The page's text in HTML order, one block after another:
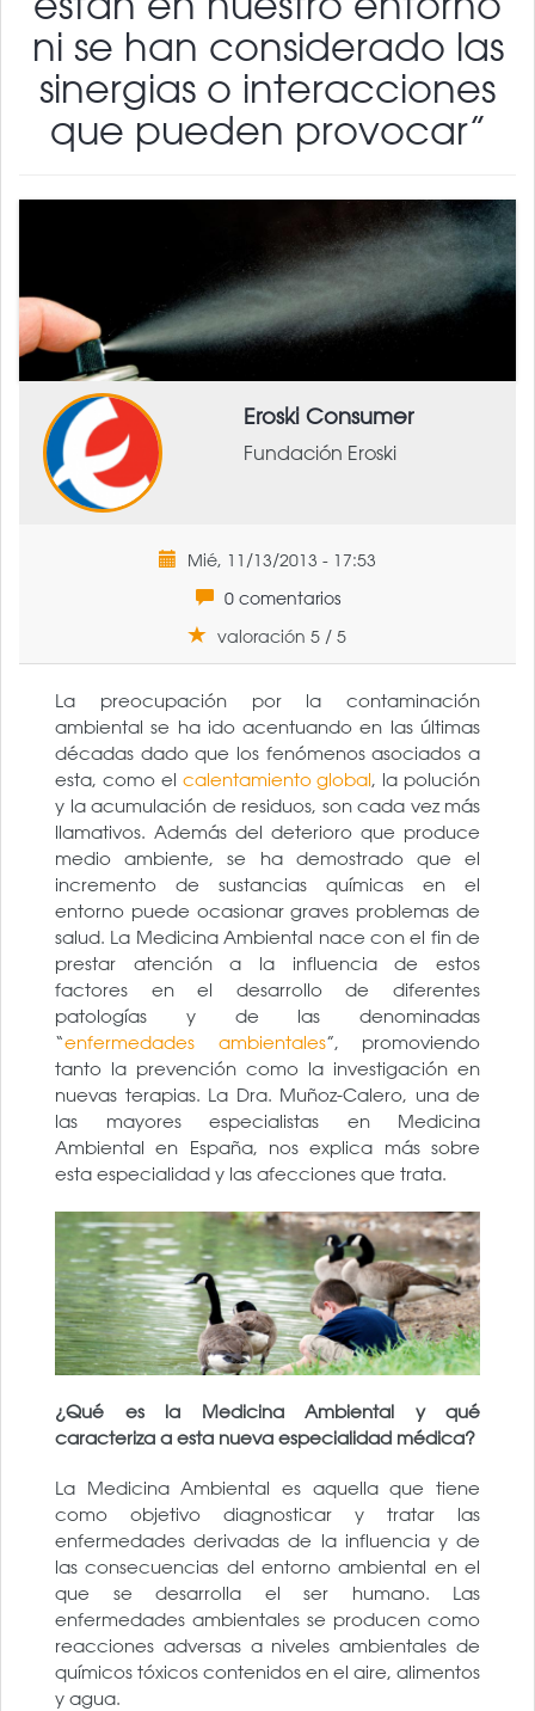
ni se han considerado las
sinergias o interacciones
que pueden provocar”
Eroski Consumer
Fundación Eroski
Mié, 11/13/2013 - 17:53
0 comentarios
valoración 5 / 5
La preocupación por la contaminación
ambiental se ha ido acentuando en las últimas
décadas dado que los fenómenos asociados a
esta, como el calentamiento global, la polución
y la acumulación de residuos, son cada vez más
llamativos. Además del deterioro que produce
medio ambiente, se ha demostrado que el
incremento de sustancias químicas en el
entorno puede ocasionar graves problemas de
salud. La Medicina Ambiental nace con el fin de
prestar atención a la influencia de estos
factores en el desarrollo de diferentes
patologías y de las denominadas
“enfermedades ambientales”, promoviendo
tanto la prevención como la investigación en
nuevas terapias. La Dra. Muñoz-Calero, una de
las mayores especialistas en Medicina
Ambiental en España, nos explica más sobre
esta especialidad y las afecciones que trata.
¿Qué es la Medicina Ambiental y qué
caracteriza a esta nueva especialidad médica?
La Medicina Ambiental es aquella que tiene
como objetivo diagnosticar y tratar las
enfermedades derivadas de la influencia y de
las consecuencias del entorno ambiental en el
que se desarrolla el ser humano. Las
enfermedades ambientales se producen como
reacciones adversas a niveles ambientales de
químicos tóxicos contenidos en el aire, alimentos
y agua.